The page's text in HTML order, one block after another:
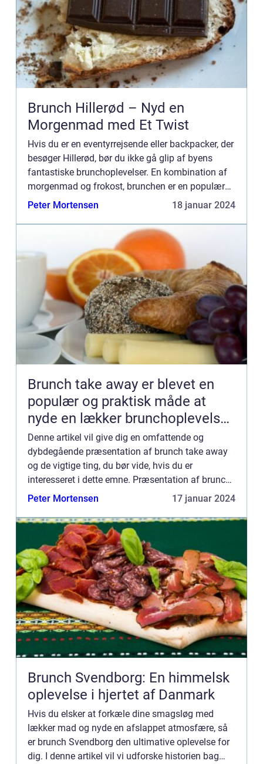
Brunch Hillerød – Nyd en
Morgenmad med Et Twist
Hvis du er en eventyrrejsende eller backpacker, der
besøger Hillerød, bør du ikke gå glip af byens
fantastiske brunchoplevelser. En kombination af
morgenmad og frokost, brunchen er en populær
spisemulighed, der tilbyder en bred vifte af lækre
Peter Mortensen 18 januar 2024
Brunch take away er blevet en
populær og praktisk måde at
nyde en lækker brunchoplevelse
på, uanset hvor man befinder sig
Denne artikel vil give dig en omfattende og
dybdegående præsentation af brunch take away
og de vigtige ting, du bør vide, hvis du er
interesseret i dette emne. Præsentation af brunch
take away Brunch take away er en koncept, hvor
Peter Mortensen 17 januar 2024
Brunch Svendborg: En himmelsk
oplevelse i hjertet af Danmark
Hvis du elsker at forkæle dine smagsløg med
lækker mad og nyde en afslappet atmosfære, så
er brunch Svendborg den ultimative oplevelse for
dig. I denne artikel vil vi udforske historien bag